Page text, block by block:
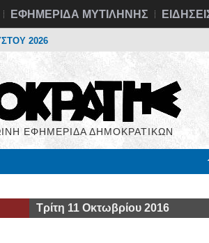
ΕΦΗΜΕΡΙΔΑ ΜΥΤΙΛΗΝΗΣ
2026
ΕΦΗΜΕΡΙΔΑ ΔΗΜΟΚΡΑΤΙΚΩΝ
Τρίτη 11 Οκτωβρίου 2016